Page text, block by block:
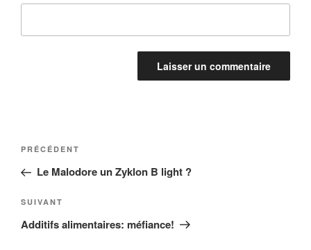
Navigation
l’article
Article
précédent
PRÉCÉDENT
Le Malodore un Zyklon B light ?
Article
suivant
SUIVANT
Additifs alimentaires: méfiance!